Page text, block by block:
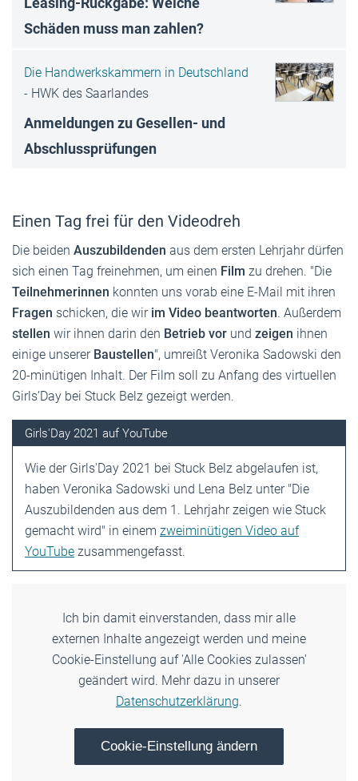
Schäden muss man zahlen?
Die Handwerkskammern in Deutschland
- HWK des Saarlandes
Anmeldungen zu Gesellen- und
Abschlussprüfungen
Einen Tag frei für den Videodreh
Die beiden Auszubildenden aus dem ersten Lehrjahr dürfen
sich einen Tag freinehmen, um einen Film zu drehen. "Die
Teilnehmerinnen konnten uns vorab eine E-Mail mit ihren
Fragen schicken, die wir im Video beantworten. Außerdem
stellen wir ihnen darin den Betrieb vor und zeigen ihnen
einige unserer Baustellen", umreißt Veronika Sadowski den
20-minütigen Inhalt. Der Film soll zu Anfang des virtuellen
Girls’Day bei Stuck Belz gezeigt werden.
Girls'Day 2021 auf YouTube
Wie der Girls'Day 2021 bei Stuck Belz abgelaufen ist,
haben Veronika Sadowski und Lena Belz unter "Die
Auszubildenden aus dem 1. Lehrjahr zeigen wie Stuck
gemacht wird" in einem zweiminütigen Video auf
YouTube zusammengefasst.
Ich bin damit einverstanden, dass mir alle
externen Inhalte angezeigt werden und meine
Cookie-Einstellung auf 'Alle Cookies zulassen'
geändert wird. Mehr dazu in unserer
Datenschutzerklärung.
Cookie-Einstellung ändern